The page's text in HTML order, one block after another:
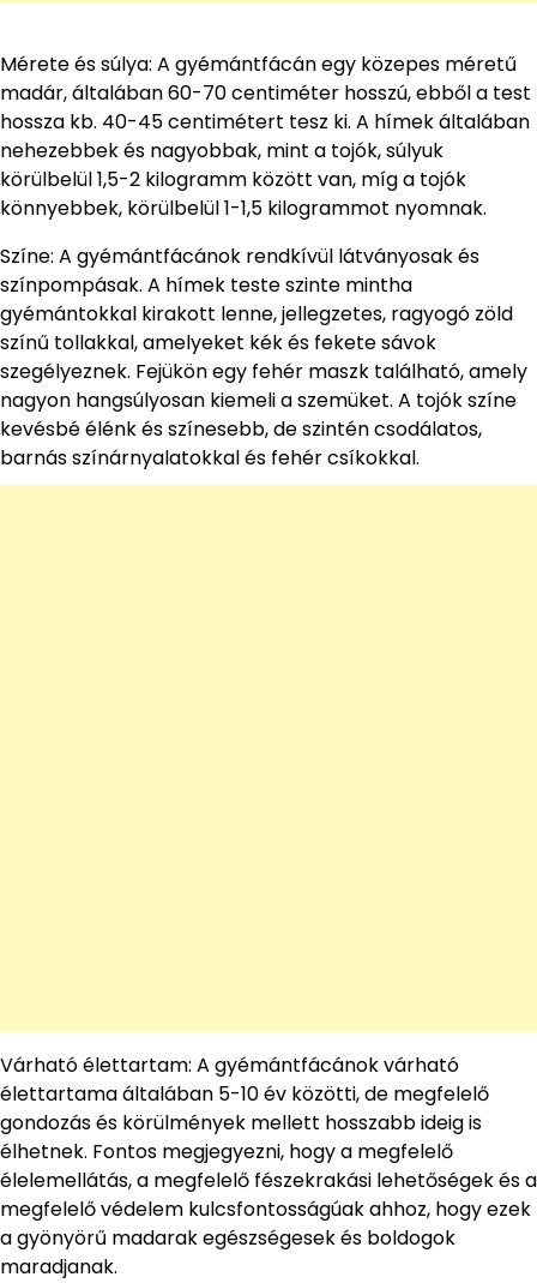
Mérete és súlya: A gyémántfácán egy közepes méretű
madár, általában 60-70 centiméter hosszú, ebből a test
hossza kb. 40-45 centimétert tesz ki. A hímek általában
nehezebbek és nagyobbak, mint a tojók, súlyuk
körülbelül 1,5-2 kilogramm között van, míg a tojók
könnyebbek, körülbelül 1-1,5 kilogrammot nyomnak.
Színe: A gyémántfácánok rendkívül látványosak és
színpompásak. A hímek teste szinte mintha
gyémántokkal kirakott lenne, jellegzetes, ragyogó zöld
színű tollakkal, amelyeket kék és fekete sávok
szegélyeznek. Fejükön egy fehér maszk található, amely
nagyon hangsúlyosan kiemeli a szemüket. A tojók színe
kevésbé élénk és színesebb, de szintén csodálatos,
barnás színárnyalatokkal és fehér csíkokkal.
Várható élettartam: A gyémántfácánok várható
élettartama általában 5-10 év közötti, de megfelelő
gondozás és körülmények mellett hosszabb ideig is
élhetnek. Fontos megjegyezni, hogy a megfelelő
élelemellátás, a megfelelő fészekrakási lehetőségek és a
megfelelő védelem kulcsfontosságúak ahhoz, hogy ezek
a gyönyörű madarak egészségesek és boldogok
maradjanak.